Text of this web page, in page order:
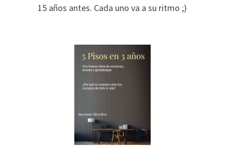
15 años antes. Cada uno va a su ritmo ;)